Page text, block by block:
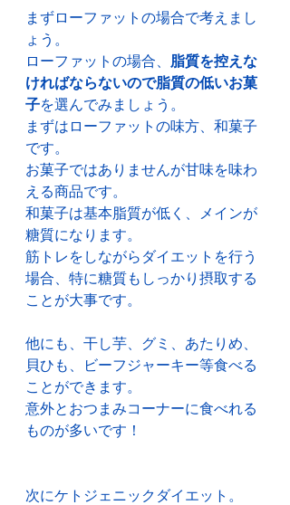
まずローファットの場合で考えまし
ょう。
ローファットの場合、 脂質を控えな
ければならないので脂質の低いお菓
子を選んでみましょう。
まずはローファットの味方、和菓子
です。
お菓子ではありませんが甘味を味わ
える商品です。
和菓子は基本脂質が低く、メインが
糖質になります。
筋トレをしながらダイエットを行う
場合、特に糖質もしっかり摂取する
ことが大事です。
他にも、干し芋、グミ、あたりめ、
貝ひも、ビーフジャーキー等食べる
ことができます。
意外とおつまみコーナーに食べれる
ものが多いです！
次にケトジェニックダイエット。